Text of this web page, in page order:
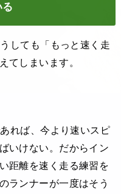
しても「もっと速く走
てしまいます。
れば、今より速いスピ
いけない。だからイン
距離を速く走る練習を
ランナーが一度はそう